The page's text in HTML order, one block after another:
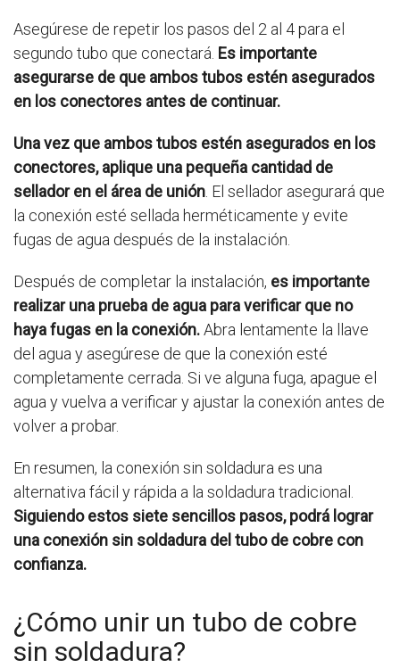
Asegúrese de repetir los pasos del 2 al 4 para el
segundo tubo que conectará. Es importante
asegurarse de que ambos tubos estén asegurados
en los conectores antes de continuar.
Una vez que ambos tubos estén asegurados en los
conectores, aplique una pequeña cantidad de
sellador en el área de unión . El sellador asegurará que
la conexión esté sellada herméticamente y evite
fugas de agua después de la instalación.
Después de completar la instalación, es importante
realizar una prueba de agua para verificar que no
haya fugas en la conexión.Abra lentamente la llave
del agua y asegúrese de que la conexión esté
completamente cerrada. Si ve alguna fuga, apague el
agua y vuelva a verificar y ajustar la conexión antes de
volver a probar.
En resumen, la conexión sin soldadura es una
alternativa fácil y rápida a la soldadura tradicional.
Siguiendo estos siete sencillos pasos, podrá lograr
una conexión sin soldadura del tubo de cobre con
confianza.
¿Cómo unir un tubo de cobre
sin soldadura?